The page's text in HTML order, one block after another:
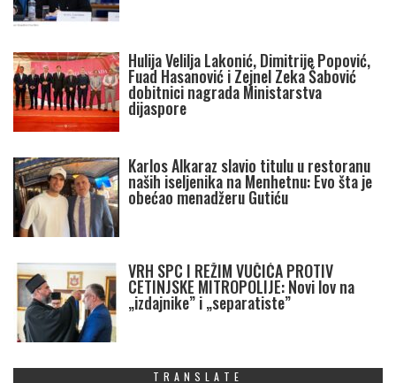
Hulija Velilja Lakonić, Dimitrije Popović,
Fuad Hasanović i Zejnel Zeka Šabović
dobitnici nagrada Ministarstva
dijaspore
Karlos Alkaraz slavio titulu u restoranu
naših iseljenika na Menhetnu: Evo šta je
obećao menadžeru Gutiću
VRH SPC I REŽIM VUČIĆA PROTIV
CETINJSKE MITROPOLIJE: Novi lov na
„izdajnike” i „separatiste”
TRANSLATE